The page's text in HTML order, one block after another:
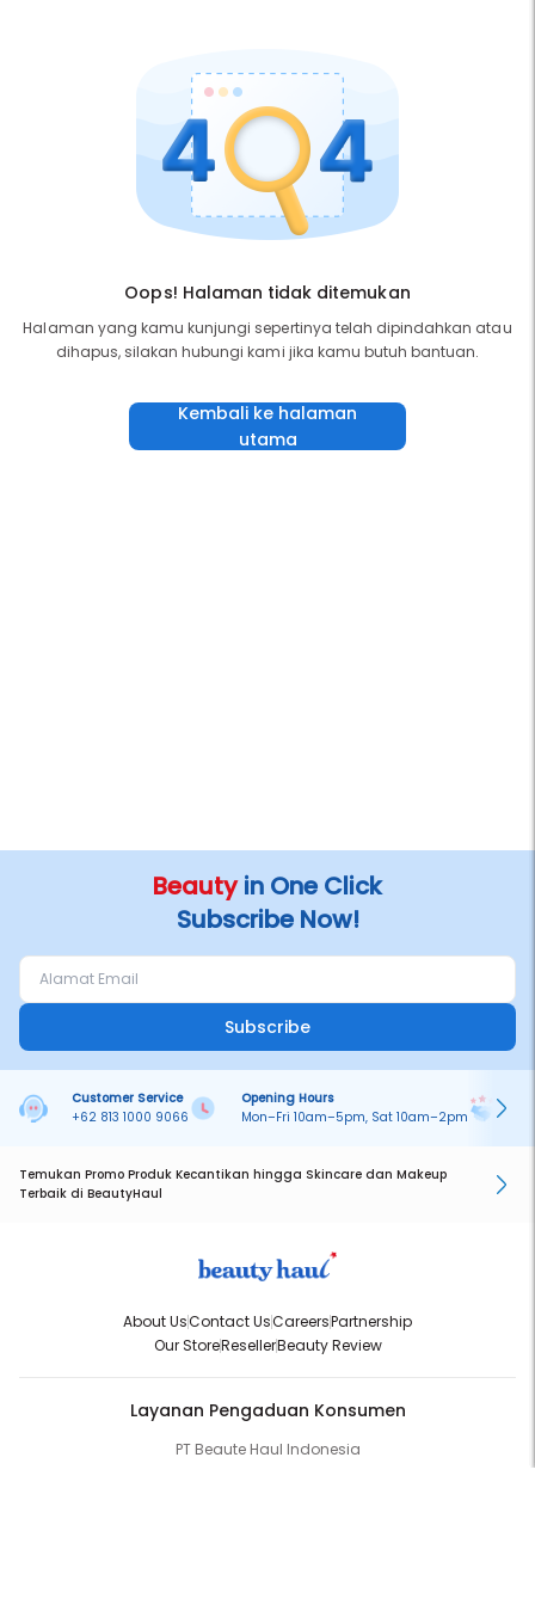
Oops! Halaman tidak ditemukan
Halaman yang kamu kunjungi sepertinya telah dipindahkan atau
dihapus, silakan hubungi kami jika kamu butuh bantuan.
Kembali ke halaman
utama
Beautyin One Click
Subscribe Now!
Subscribe
Customer Service
+62 813 1000 9066
Opening Hours
Mon–Fri 10am–5pm, Sat 10am–2pm
Temukan Promo Produk Kecantikan hingga Skincare dan Makeup
Terbaik di BeautyHaul
About UsContact UsCareersPartnership
Our StoreResellerBeauty Review
Layanan Pengaduan Konsumen
PT Beaute Haul Indonesia